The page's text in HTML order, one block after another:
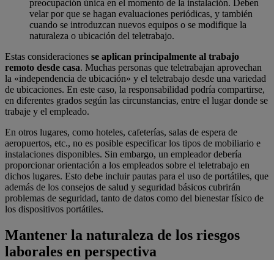
preocupación única en el momento de la instalación. Deben
velar por que se hagan evaluaciones periódicas, y también
cuando se introduzcan nuevos equipos o se modifique la
naturaleza o ubicación del teletrabajo.
Estas consideraciones se aplican principalmente al trabajo
remoto desde casa. Muchas personas que teletrabajan aprovechan
la «independencia de ubicación» y el teletrabajo desde una variedad
de ubicaciones. En este caso, la responsabilidad podría compartirse,
en diferentes grados según las circunstancias, entre el lugar donde se
trabaje y el empleado.
En otros lugares, como hoteles, cafeterías, salas de espera de
aeropuertos, etc., no es posible especificar los tipos de mobiliario e
instalaciones disponibles. Sin embargo, un empleador debería
proporcionar orientación a los empleados sobre el teletrabajo en
dichos lugares. Esto debe incluir pautas para el uso de portátiles, que
además de los consejos de salud y seguridad básicos cubrirán
problemas de seguridad, tanto de datos como del bienestar físico de
los dispositivos portátiles.
Mantener la naturaleza de los riesgos
laborales en perspectiva